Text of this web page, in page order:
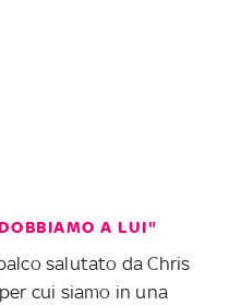
A LUI"
salutato da Chris
cui siamo in una